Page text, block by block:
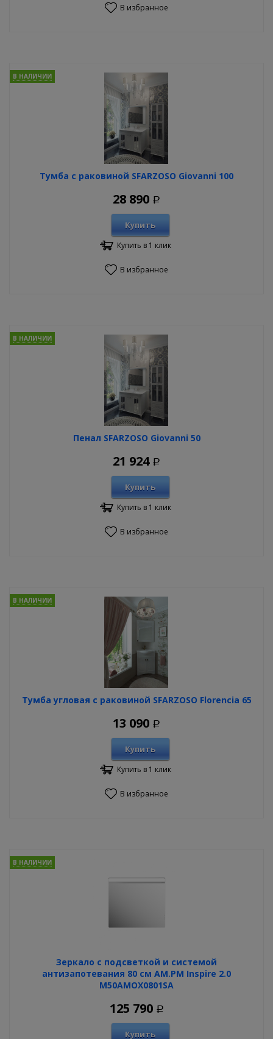
В избранное
Тумба с раковиной SFARZOSO Giovanni 100
В НАЛИЧИИ
28 890 Р
Купить
Купить в 1 клик
В избранное
Пенал SFARZOSO Giovanni 50
В НАЛИЧИИ
21 924 Р
Купить
Купить в 1 клик
В избранное
Тумба угловая с раковиной SFARZOSO Florencia 65
В НАЛИЧИИ
13 090 Р
Купить
Купить в 1 клик
В избранное
Зеркало с подсветкой и системой
антизапотевания 80 см AM.PM Inspire 2.0
M50AMOX0801SA
В НАЛИЧИИ
125 790 Р
Купить